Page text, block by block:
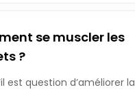
se muscler les
?
est question d’améliorer la